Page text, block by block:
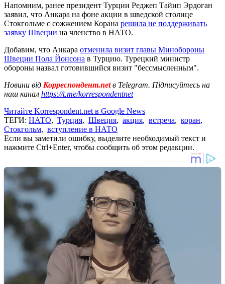
Напомним, ранее президент Турции Реджеп Тайип Эрдоган
заявил, что Анкара на фоне акции в шведской столице
Стокгольме с сожжением Корана решила не поддерживать
заявку Швеции на членство в НАТО.
Добавим, что Анкара отменила визит главы Минобороны
Швеции Пола Йонсона в Турцию. Турецкий министр
обороны назвал готовившийся визит "бессмысленным".
Новини від Корреспондент.netв Telegram. Підписуйтесь на
наш канал https://t.me/korrespondentnet
Читайте Korrespondent.net в Google News
ТЕГИ: НАТО, Турция, Швеция, акция, встреча, коран,
Стокгольм, вступление в НАТО
Если вы заметили ошибку, выделите необходимый текст и
нажмите Ctrl+Enter, чтобы сообщить об этом редакции.